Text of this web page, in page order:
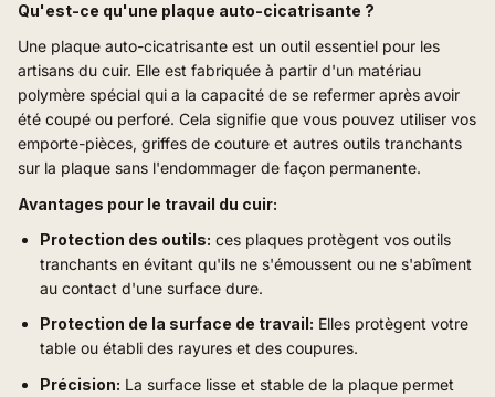
Qu'est-ce qu'une plaque auto-cicatrisante ?
Une plaque auto-cicatrisante est un outil essentiel pour les
artisans du cuir. Elle est fabriquée à partir d'un matériau
polymère spécial qui a la capacité de se refermer après avoir
été coupé ou perforé. Cela signifie que vous pouvez utiliser vos
emporte-pièces, griffes de couture et autres outils tranchants
sur la plaque sans l'endommager de façon permanente.
Avantages pour le travail du cuir:
Protection des outils: ces plaques protègent vos outils
tranchants en évitant qu'ils ne s'émoussent ou ne s'abîment
au contact d'une surface dure.
Protection de la surface de travail: Elles protègent votre
table ou établi des rayures et des coupures.
Précision: La surface lisse et stable de la plaque permet